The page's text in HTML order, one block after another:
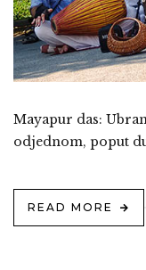
Mayapur das:
odjednom, poput
READ MORE